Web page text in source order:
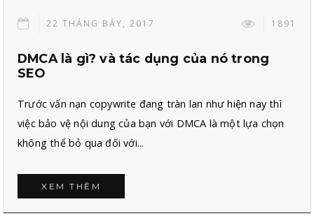
22 THÁNG BẢY, 2017 1891
DMCA là gì? và tác dụng của nó trong
SEO
Trước vấn nạn copywrite đang tràn lan như hiện nay thì
việc bảo vệ nội dung của bạn với DMCA là một lựa chọn
không thể bỏ qua đối với...
XEM THÊM